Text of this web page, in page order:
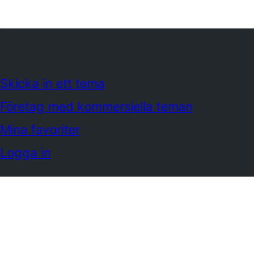
Skicka in ett tema
Företag med kommersiella teman
Mina favoriter
Logga in